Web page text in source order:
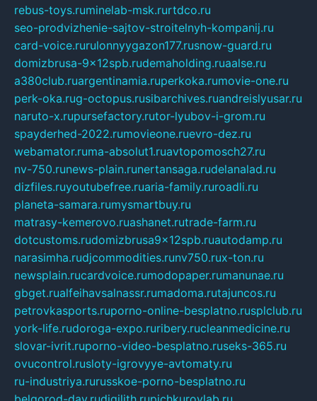
rebus-toys.ruminelab-msk.rurtdco.ru
seo-prodvizhenie-sajtov-stroitelnyh-kompanij.ru
card-voice.rurulonnyygazon177.rusnow-guard.ru
domizbrusa-9x12spb.rudemaholding.ruaalse.ru
a380club.ruargentinamia.ruperkoka.rumovie-one.ru
perk-oka.rug-octopus.rusibarchives.ruandreislyusar.ru
naruto-x.rupursefactory.rutor-lyubov-i-grom.ru
spayderhed-2022.rumovieone.ruevro-dez.ru
webamator.ruma-absolut1.ruavtopomosch27.ru
nv-750.runews-plain.runertansaga.rudelanalad.ru
dizfiles.ruyoutubefree.ruaria-family.ruroadli.ru
planeta-samara.rumysmartbuy.ru
matrasy-kemerovo.ruashanet.rutrade-farm.ru
dotcustoms.rudomizbrusa9x12spb.ruautodamp.ru
narasimha.rudjcommodities.runv750.rux-ton.ru
newsplain.rucardvoice.rumodopaper.rumanunae.ru
gbget.rualfeihavsalnassr.rumadoma.rutajuncos.ru
petrovkasports.ruporno-online-besplatno.rusplclub.ru
york-life.rudoroga-expo.ruribery.rucleanmedicine.ru
slovar-ivrit.ruporno-video-besplatno.ruseks-365.ru
ovucontrol.rusloty-igrovyye-avtomaty.ru
ru-industriya.rurusskoe-porno-besplatno.ru